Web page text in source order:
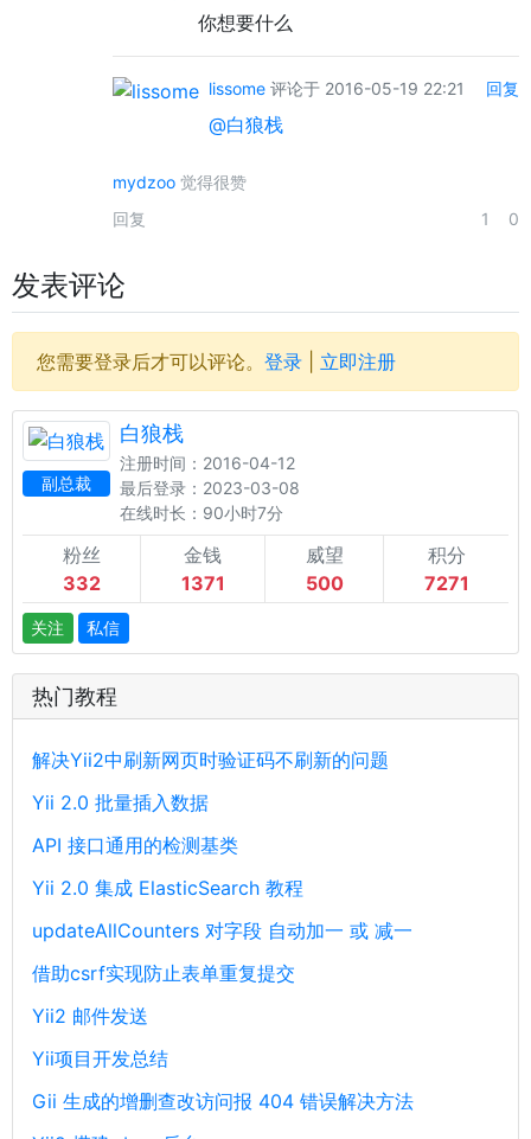
你想要什么
lissome 评论于 2016-05-19 22:21 回复
@白狼栈
mydzoo 觉得很赞
回复
1 0
发表评论
您需要登录后才可以评论。 登录 立即注册
副总裁
白狼栈
注册时间：2016-04-12
最后登录：2023-03-08
在线时长：90小时7分
粉丝
332
金钱
1371
威望
500
积分
7271
关注 私信
热门教程
解决Yii2中刷新网页时验证码不刷新的问题
Yii 2.0 批量插入数据
API 接口通用的检测基类
Yii 2.0 集成 ElasticSearch 教程
updateAllCounters 对字段 自动加一 或 减一
借助csrf实现防止表单重复提交
Yii2 邮件发送
Yii项目开发总结
Gii 生成的增删查改访问报 404 错误解决方法